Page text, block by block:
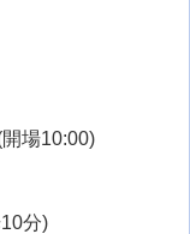
開場10:00)
10分)